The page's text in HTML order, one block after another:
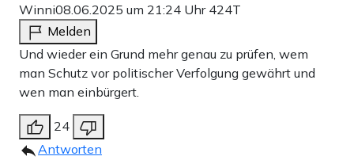
Winni08.06.2025 um 21:24 Uhr 424T
Melden
Und wieder ein Grund mehr genau zu prüfen, wem
man Schutz vor politischer Verfolgung gewährt und
wen man einbürgert.
24
Antworten